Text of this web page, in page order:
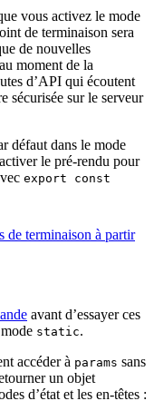
vous activez le mode
de terminaison sera
de nouvelles
moment de la
d’API qui écoutent
sécurisée sur le serveur
défaut dans le mode
le pré-rendu pour
export const
de terminaison à partir
avant d’essayer ces
static.
accéder à params sans
un objet
d’état et les en-têtes :